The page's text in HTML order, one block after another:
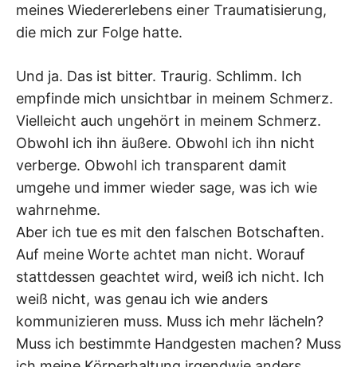
meines Wiedererlebens einer Traumatisierung,
die mich zur Folge hatte.
Und ja. Das ist bitter. Traurig. Schlimm. Ich
empfinde mich unsichtbar in meinem Schmerz.
Vielleicht auch ungehört in meinem Schmerz.
Obwohl ich ihn äußere. Obwohl ich ihn nicht
verberge. Obwohl ich transparent damit
umgehe und immer wieder sage, was ich wie
wahrnehme.
Aber ich tue es mit den falschen Botschaften.
Auf meine Worte achtet man nicht. Worauf
stattdessen geachtet wird, weiß ich nicht. Ich
weiß nicht, was genau ich wie anders
kommunizieren muss. Muss ich mehr lächeln?
Muss ich bestimmte Handgesten machen? Muss